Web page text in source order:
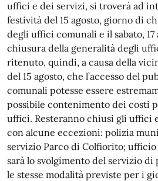
uffici e dei servizi, si troverà ad
festività del 15 agosto, giorno di
degli uffici comunali e il sabato,
chiusura della generalità degli
ritenuto, quindi, a causa della
del 15 agosto, che l’accesso del
comunali potesse essere
possibile contenimento dei costi
uffici. Resteranno chiusi gli uffici
con alcune eccezioni: polizia
servizio Parco di Colfiorito;
sarà lo svolgimento del servizio
le stesse modalità previste per i